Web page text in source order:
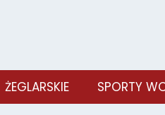
ŻEGLARSKIE SPORTY